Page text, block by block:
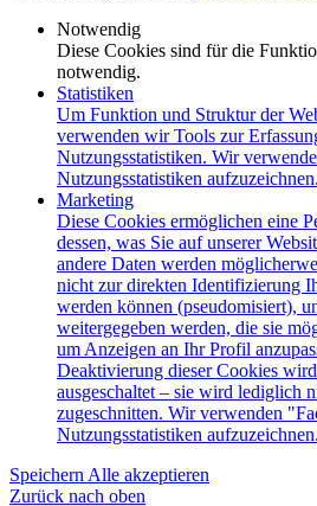
Notwendig
Diese Cookies sind für die
notwendig.
Statistiken
Um Funktion und Struktur der
verwenden wir Tools zur
Nutzungsstatistiken. Wir
Nutzungsstatistiken aufzuzeichnen.
Marketing
Diese Cookies ermöglichen eine
dessen, was Sie auf unserer
andere Daten werden
nicht zur direkten Identifizierung
werden können (pseudomisiert),
weitergegeben werden, die sie
um Anzeigen an Ihr Profil
Deaktivierung dieser Cookies
ausgeschaltet – sie wird lediglich
zugeschnitten. Wir verwenden
Nutzungsstatistiken aufzuzeichnen.
Speichern Alle akzeptieren
Zurück nach oben